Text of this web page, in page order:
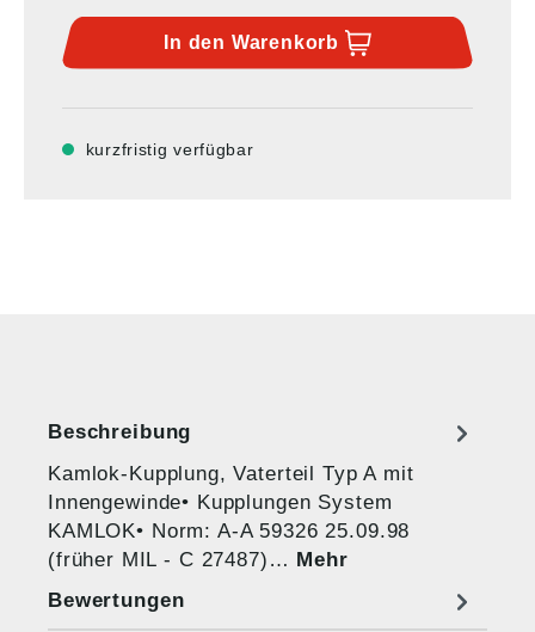
In den Warenkorb
kurzfristig verfügbar
Beschreibung
Kamlok-Kupplung, Vaterteil Typ A mit
Innengewinde• Kupplungen System
KAMLOK• Norm: A-A 59326 25.09.98
(früher MIL - C 27487)… Mehr
Bewertungen